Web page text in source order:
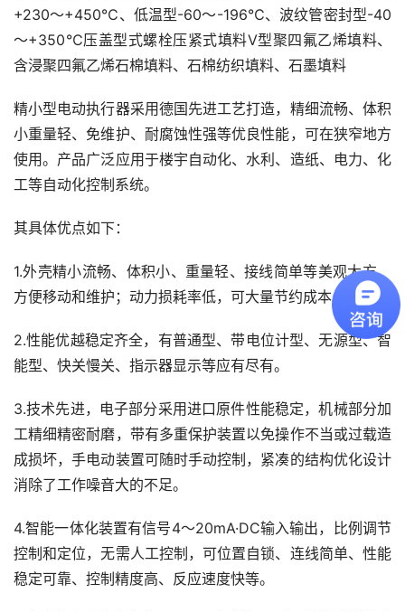
+230～+450℃、低温型-60～-196℃、波纹管密封型-40
～+350℃压盖型式螺栓压紧式填料V型聚四氟乙烯填料、
含浸聚四氟乙烯石棉填料、石棉纺织填料、石墨填料
精小型电动执行器采用德国先进工艺打造，精细流畅、体积
小重量轻、免维护、耐腐蚀性强等优良性能，可在狭窄地方
使用。产品广泛应用于楼宇自动化、水利、造纸、电力、化
工等自动化控制系统。
其具体优点如下：
1.外壳精小流畅、体积小、重量轻、接线简单等美观大方、
方便移动和维护；动力损耗率低，可大量节约成本。
2.性能优越稳定齐全，有普通型、带电位计型、无源型、智
能型、快关慢关、指示器显示等应有尽有。
3.技术先进，电子部分采用进口原件性能稳定，机械部分加
工精细精密耐磨，带有多重保护装置以免操作不当或过载造
成损坏，手电动装置可随时手动控制，紧凑的结构优化设计
消除了工作噪音大的不足。
4.智能一体化装置有信号4～20mA·DC输入输出，比例调节
控制和定位，无需人工控制，可位置自锁、连线简单、性能
稳定可靠、控制精度高、反应速度快等。